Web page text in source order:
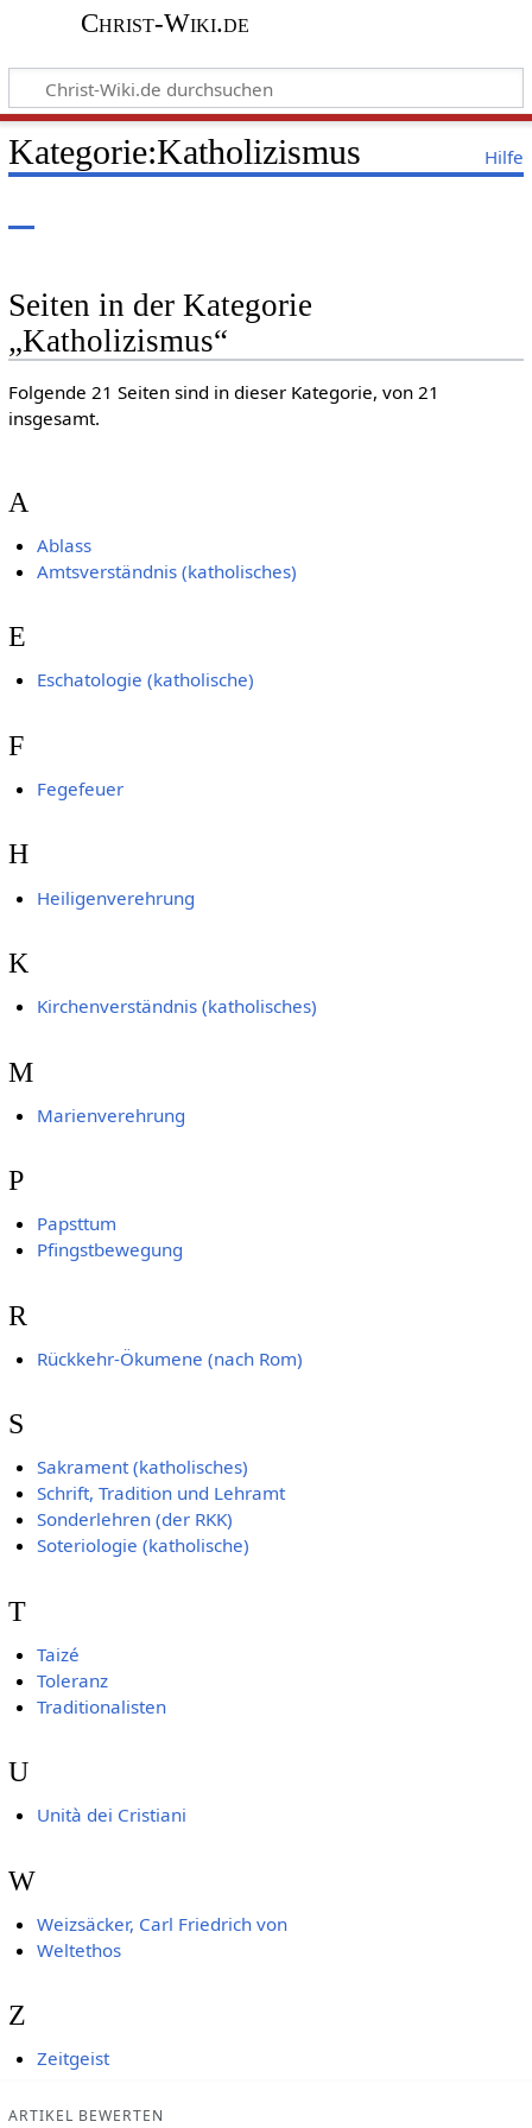
Christ-Wiki.de
Hilfe
Kategorie:Katholizismus
Seiten in der Kategorie
„Katholizismus“
Folgende 21 Seiten sind in dieser Kategorie, von 21
insgesamt.
A
Ablass
Amtsverständnis (katholisches)
E
Eschatologie (katholische)
F
Fegefeuer
H
Heiligenverehrung
K
Kirchenverständnis (katholisches)
M
Marienverehrung
P
Papsttum
Pfingstbewegung
R
Rückkehr-Ökumene (nach Rom)
S
Sakrament (katholisches)
Schrift, Tradition und Lehramt
Sonderlehren (der RKK)
Soteriologie (katholische)
T
Taizé
Toleranz
Traditionalisten
U
Unità dei Cristiani
W
Weizsäcker, Carl Friedrich von
Weltethos
Z
Zeitgeist
ARTIKEL BEWERTEN